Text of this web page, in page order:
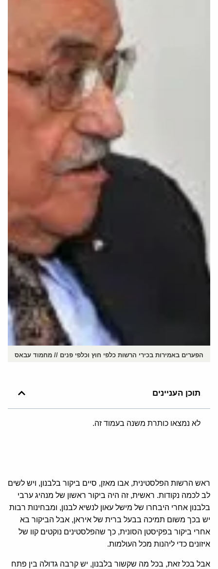
הפערים באמירות בכירי הרשות כלפי חוץ וכלפי פנים // מחמוד עבאס
תוכן העניינים
לא נמצאו כותרת משנה בעמוד זה.
ראש הרשות הפלסטינית, אבו מאזן, סיים ביקור בלבנון, ויש לשים
לב לכמה נקודות. ראשית, זה היה ביקור ראשון של מנהיג ערבי
בלבנון אחרי היבחרו של מישל עאון לנשיא לבנון, ומבחינות רבות
יש בכך משום תמיכה בבעל ברית של איראן, אבל הביקור בא
אחרי ביקור בפקיסטן הסונית, כך שהפלסטינים נוקטים קוו של
איזונים כדי ליהנות מכל העולמות.
אבל בכל זאת, בכל מה שקשור בלבנון, יש קרבה גדולה בין פתח